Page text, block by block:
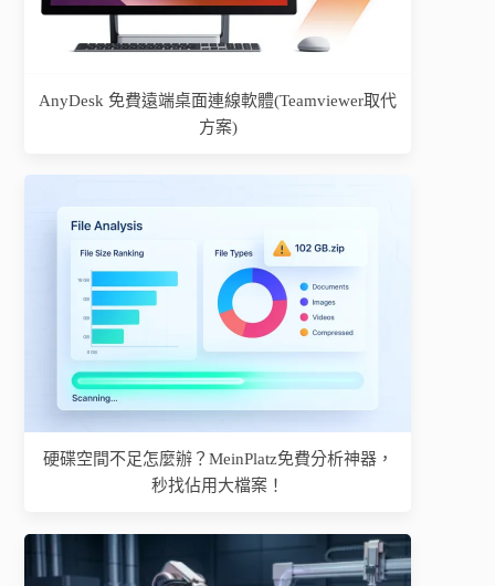
AnyDesk 免費遠端桌面連線軟體(Teamviewer取代
方案)
硬碟空間不足怎麼辦？MeinPlatz免費分析神器，
秒找佔用大檔案！